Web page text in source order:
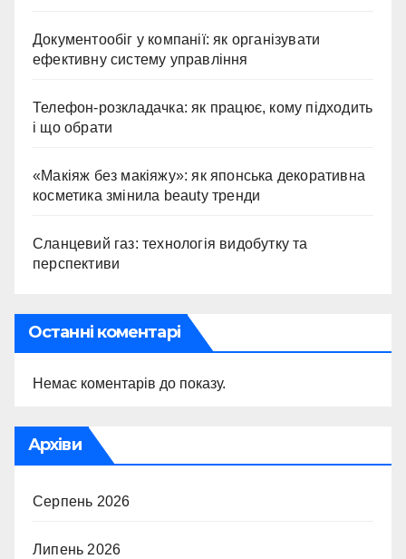
Документообіг у компанії: як організувати
ефективну систему управління
Телефон-розкладачка: як працює, кому підходить
і що обрати
«Макіяж без макіяжу»: як японська декоративна
косметика змінила beauty тренди
Сланцевий газ: технологія видобутку та
перспективи
Останні коментарі
Немає коментарів до показу.
Архіви
Серпень 2026
Липень 2026